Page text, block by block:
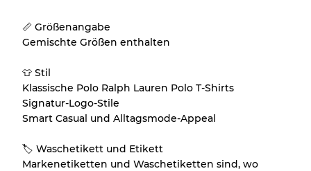
Note C Sichtbare Abnutzung mit Flecken
Aufteilung für gemischte Ratios
Note AB
70% A, 30% B
Note ABC
📏 Größenangabe
Gemischte Größen enthalten
👕 Stil
Klassische Polo Ralph Lauren Polo T-Shirts
Signatur-Logo-Stile
Smart Casual und Alltagsmode-Appeal
🏷 Waschetikett und Etikett
Markenetiketten und Waschetiketten sind, wo